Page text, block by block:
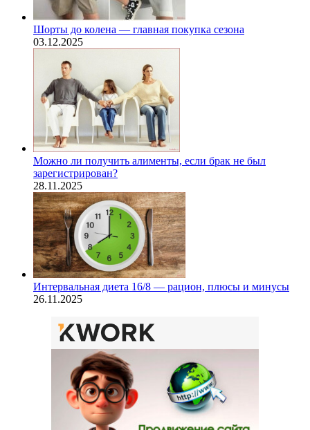
Шорты до колена — главная покупка сезона
03.12.2025
Можно ли получить алименты, если брак не был
зарегистрирован?
28.11.2025
Интервальная диета 16/8 — рацион, плюсы и минусы
26.11.2025